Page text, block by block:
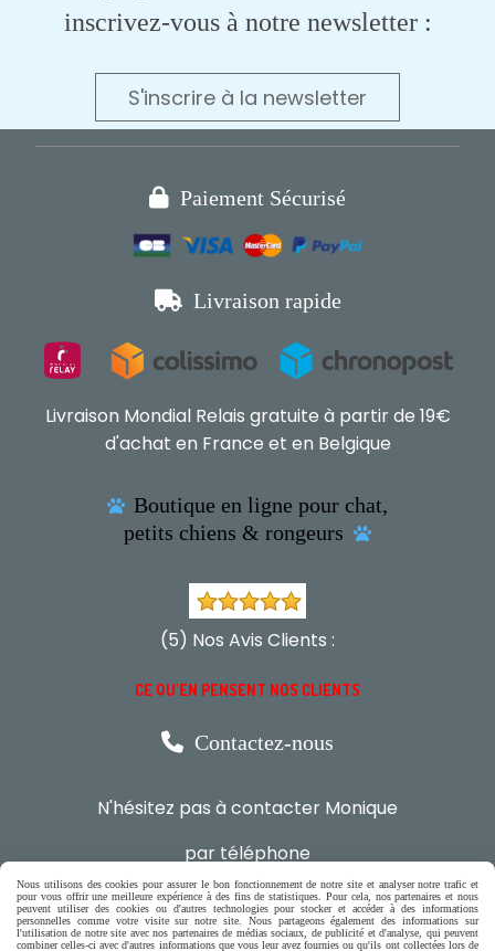
inscrivez-vous à notre newsletter :
S'inscrire à la newsletter
 Paiement Sécurisé
 Livraison rapide
Livraison Mondial Relais gratuite à partir de 19€
d'achat en France et en Belgique
 Boutique en ligne pour chat,
petits chiens & rongeurs

(5) Nos Avis Clients :
CE QU'EN PENSENT NOS CLIENTS
 Contactez-nous
N'hésitez pas à contacter Monique
par téléphone
0618321265
ou par message
Nous utilisons des cookies pour assurer le bon fonctionnement de notre site et analyser notre trafic et
pour vous offrir une meilleure expérience à des fins de statistiques. Pour cela, nos partenaires et nous
peuvent utiliser des cookies ou d'autres technologies pour stocker et accéder à des informations
personnelles comme votre visite sur notre site. Nous partageons également des informations sur
l'utilisation de notre site avec nos partenaires de médias sociaux, de publicité et d'analyse, qui peuvent
combiner celles-ci avec d'autres informations que vous leur avez fournies ou qu'ils ont collectées lors de